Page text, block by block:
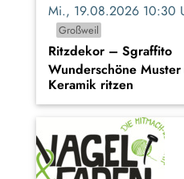
Mi., 19.08.2026 10:30
Großweil
Ritzdekor – Sgraffito
Wunderschöne
Keramik ritzen